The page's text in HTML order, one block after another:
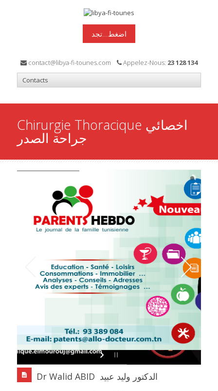
اضغط...تجد
contact@libya-fi-tounes.com Appelez-Nous: 23 128 134
Chirurgie Thoracique اخصائي
جراحة الصدر
Dr Walid ABID الدكتور وليد عبيد